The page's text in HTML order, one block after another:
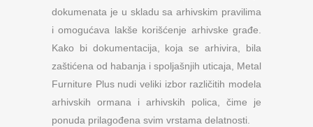
dokumenata je u skladu sa arhivskim pravilima
i omogućava lakše korišćenje arhivske građe.
Kako bi dokumentacija, koja se arhivira, bila
zaštićena od habanja i spoljašnjih uticaja, Metal
Furniture Plus nudi veliki izbor različitih modela
arhivskih ormana i arhivskih polica, čime je
ponuda prilagođena svim vrstama delatnosti.